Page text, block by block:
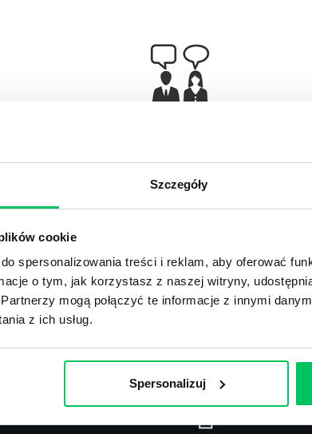
Szczegóły
cookie
spersonalizowania treści i reklam, aby oferować
o tym, jak korzystasz z naszej witryny,
mogą połączyć te informacje z innymi
z ich usług.
Spersonalizuj
obszaru HR.
Recenzje ,Stanowiska pracy
Recenzje książek, lista najpopularniejszych